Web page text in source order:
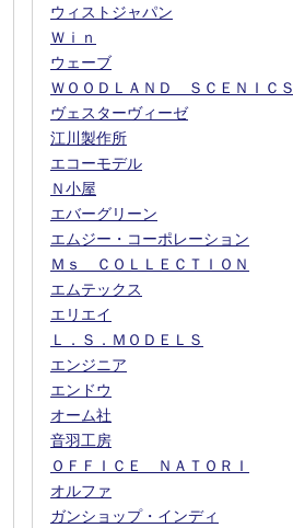
ウィストジャパン
Ｗｉｎ
ウェーブ
ＷＯＯＤＬＡＮＤ ＳＣＥＮＩＣＳ
ヴェスターヴィーゼ
江川製作所
エコーモデル
Ｎ小屋
エバーグリーン
エムジー・コーポレーション
Ｍｓ ＣＯＬＬＥＣＴＩＯＮ
エムテックス
エリエイ
Ｌ．Ｓ．ＭＯＤＥＬＳ
エンジニア
エンドウ
オーム社
音羽工房
ＯＦＦＩＣＥ ＮＡＴＯＲＩ
オルファ
ガンショップ・インディ